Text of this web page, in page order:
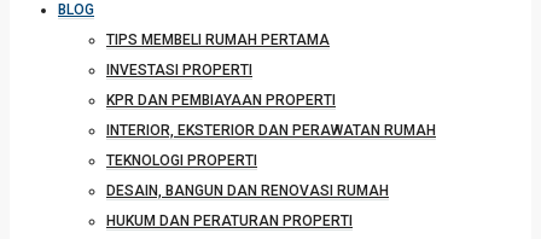
BLOG
TIPS MEMBELI RUMAH PERTAMA
INVESTASI PROPERTI
KPR DAN PEMBIAYAAN PROPERTI
INTERIOR, EKSTERIOR DAN PERAWATAN RUMAH
TEKNOLOGI PROPERTI
DESAIN, BANGUN DAN RENOVASI RUMAH
HUKUM DAN PERATURAN PROPERTI